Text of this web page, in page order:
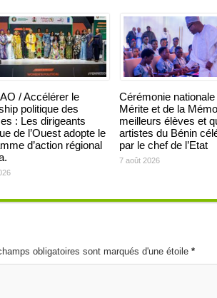
/ Accélérer le
politique des
: Les dirigeants
de l’Ouest adopte le
d’action régional
Cérémonie nationale
Mérite et de la
meilleurs élèves et
artistes du Bénin
par le chef de l’Etat
7 août 2026
obligatoires sont marqués d'une étoile *